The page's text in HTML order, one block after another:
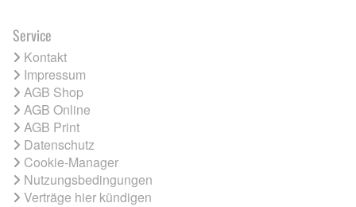
Service
Kontakt
Impressum
AGB Shop
AGB Online
AGB Print
Datenschutz
Cookie-Manager
Nutzungsbedingungen
Verträge hier kündigen